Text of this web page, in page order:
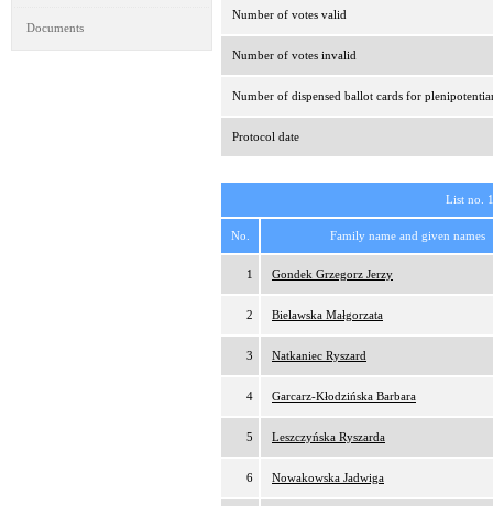
Documents
Number of votes valid
Number of votes invalid
Number of dispensed ballot cards for
Protocol date
List no.
No. Family name and given names
1 Gondek Grzegorz Jerzy
2 Bielawska Małgorzata
3 Natkaniec Ryszard
4 Garcarz-Kłodzińska Barbara
5 Leszczyńska Ryszarda
6 Nowakowska Jadwiga